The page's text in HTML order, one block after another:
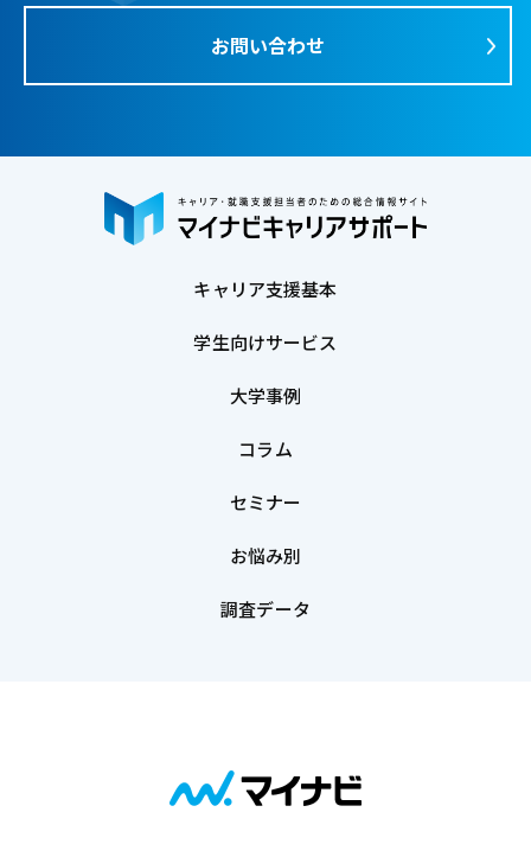
お問い合わせ
キャリア支援基本
学生向けサービス
大学事例
コラム
セミナー
お悩み別
調査データ